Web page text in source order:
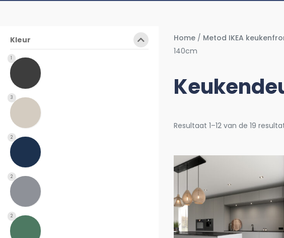
Kleur
1
3
2
2
2
Home / Metod IKEA
140cm
Resultaat 1–12 van de 19